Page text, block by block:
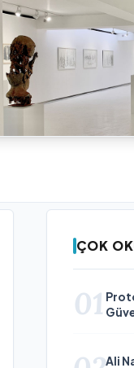
ÇOK
01
Ali